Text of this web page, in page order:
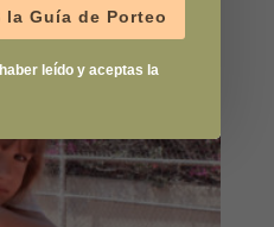
la Guía de Porteo
leído y aceptas la